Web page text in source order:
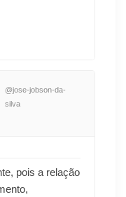
@jose-jobson-da-
silva
pois a relação